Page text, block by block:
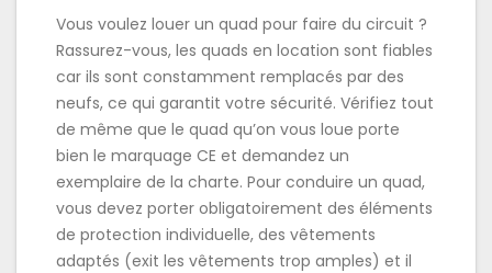
Vous voulez louer un quad pour faire du circuit ?
Rassurez-vous, les quads en location sont fiables
car ils sont constamment remplacés par des
neufs, ce qui garantit votre sécurité. Vérifiez tout
de même que le quad qu’on vous loue porte
bien le marquage CE et demandez un
exemplaire de la charte. Pour conduire un quad,
vous devez porter obligatoirement des éléments
de protection individuelle, des vêtements
adaptés (exit les vêtements trop amples) et il